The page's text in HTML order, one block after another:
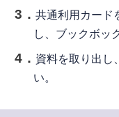
共通利用カード
し、ブックボッ
資料を取り出し
い。